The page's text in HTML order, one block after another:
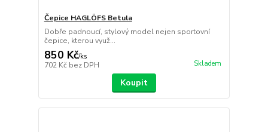
Čepice HAGLÖFS Betula
Dobře padnoucí, stylový model nejen sportovní
čepice, kterou využ...
850 Kč/ks
702 Kč bez DPH Skladem
Koupit